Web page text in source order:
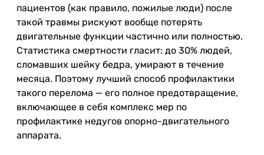
пациентов (как правило, пожилые люди) после
такой травмы рискуют вообще потерять
двигательные функции частично или полностью.
Статистика смертности гласит: до 30% людей,
сломавших шейку бедра, умирают в течение
месяца. Поэтому лучший способ профилактики
такого перелома — его полное предотвращение,
включающее в себя комплекс мер по
профилактике недугов опорно-двигательного
аппарата.